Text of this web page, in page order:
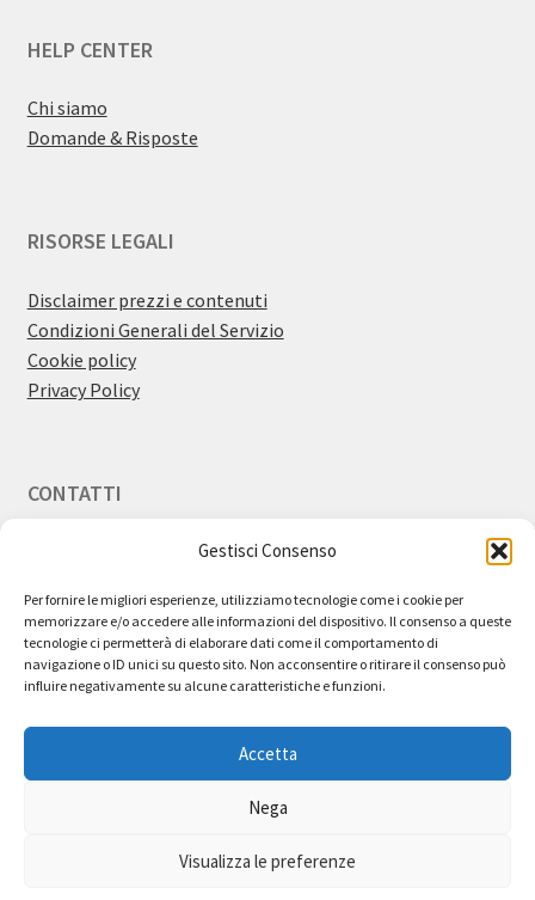
Gestisci Consenso
Per fornire le migliori esperienze, utilizziamo tecnologie come i cookie per
memorizzare e/o accedere alle informazioni del dispositivo. Il consenso a queste
tecnologie ci permetterà di elaborare dati come il comportamento di
navigazione o ID unici su questo sito. Non acconsentire o ritirare il consenso può
influire negativamente su alcune caratteristiche e funzioni.
Accetta
Nega
Visualizza le preferenze
HELP CENTER
Chi siamo
Domande & Risposte
RISORSE LEGALI
Disclaimer prezzi e contenuti
Condizioni Generali del Servizio
Cookie policy
Privacy Policy
CONTATTI
info@bestdiscount.it
percepisce un guadagno dagli acquisti idonei.
funzionalità esterne. Questi ultimi vengono inviati al tuo browser
direttamente dalle terze parti, che ne sono responsabili.
Cliccando su "Accetta tutti" acconsenti all'utilizzo di tutti i cookies.
Cliccando su "Impostazioni Cookie" potrai fornire o negare il